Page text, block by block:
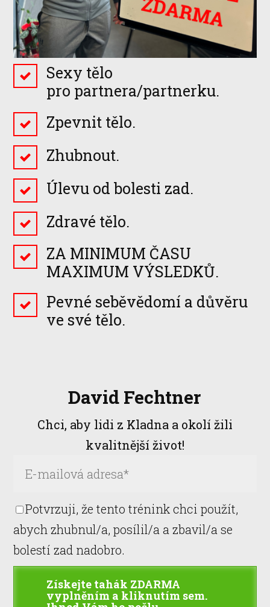
Sexy tělo
pro partnera/partnerku.
Zpevnit tělo.
Zhubnout.
Úlevu od bolesti zad.
Zdravé tělo.
ZA MINIMUM ČASU
MAXIMUM VÝSLEDKŮ.
Pevné seběvědomí a důvěru
ve své tělo.
David Fechtner
Chci, aby lidi z Kladna a okolí žili
kvalitnější život!
Potvrzuji, že tento trénink chci použít,
abych zhubnul/a, posílil/a a zbavil/a se
bolestí zad nadobro.
Získejte tahák ZDARMA
vyplněním a kliknutím sem.